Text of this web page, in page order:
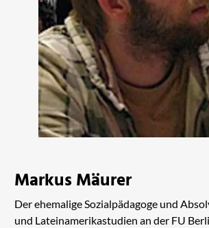
Markus Mäurer
Der ehemalige Sozialpädagoge und
und Lateinamerikastudien an der FU